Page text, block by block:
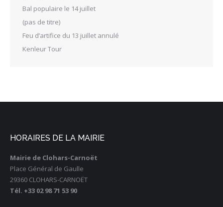
Bal populaire le 14 juillet
(pas de titre)
Feu d’artifice du 13 juillet annulé
Kenleur Tour
HORAIRES DE LA MAIRIE
Mairie de Clohars-Carnoët
Place Général de Gaulle
29360 CLOHARS-CARNOËT
Tél. +33 02 98 71 53 90